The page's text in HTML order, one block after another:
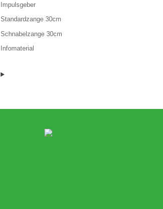
Impulsgeber
Standardzange 30cm
Schnabelzange 30cm
Infomaterial